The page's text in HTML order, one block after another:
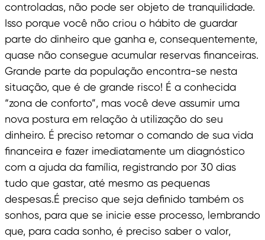
controladas, não pode ser objeto de tranquilidade.
Isso porque você não criou o hábito de guardar
parte do dinheiro que ganha e, consequentemente,
quase não consegue acumular reservas financeiras.
Grande parte da população encontra-se nesta
situação, que é de grande risco! É a conhecida
“zona de conforto”, mas você deve assumir uma
nova postura em relação à utilização do seu
dinheiro. É preciso retomar o comando de sua vida
financeira e fazer imediatamente um diagnóstico
com a ajuda da família, registrando por 30 dias
tudo que gastar, até mesmo as pequenas
despesas.É preciso que seja definido também os
sonhos, para que se inicie esse processo, lembrando
que, para cada sonho, é preciso saber o valor,